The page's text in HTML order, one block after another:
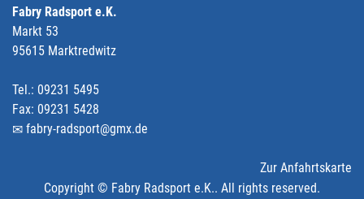
Fabry Radsport e.K.
Markt 53
95615 Marktredwitz
Tel.: 09231 5495
Fax: 09231 5428
fabry-radsport@gmx.de
Zur Anfahrtskarte
Copyright © Fabry Radsport e.K.. All rights reserved.